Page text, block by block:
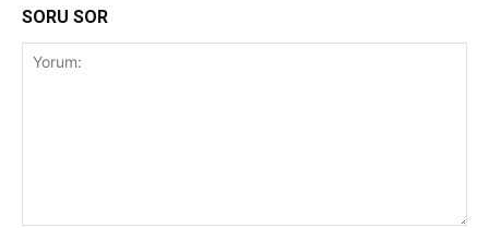
SORU SOR